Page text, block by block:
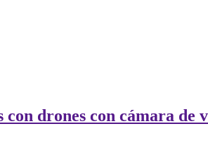
con drones con cámara